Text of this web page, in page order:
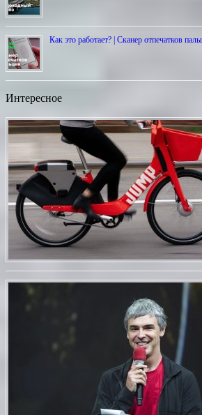
Как это работает? | Сканер отпечатков
Интересное